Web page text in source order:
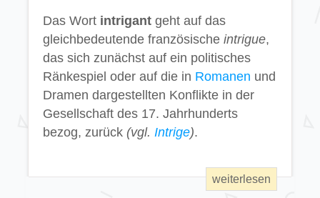
Das Wort intrigant geht auf das
gleichbedeutende französische intrigue,
das sich zunächst auf ein politisches
Ränkespiel oder auf die in Romanen und
Dramen dargestellten Konflikte in der
Gesellschaft des 17. Jahrhunderts
bezog, zurück (vgl. Intrige).